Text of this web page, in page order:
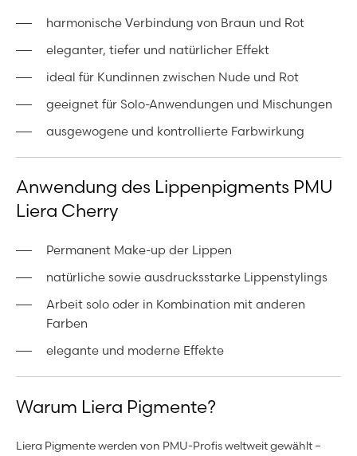
harmonische Verbindung von Braun und Rot
eleganter, tiefer und natürlicher Effekt
ideal für Kundinnen zwischen Nude und Rot
geeignet für Solo-Anwendungen und Mischungen
ausgewogene und kontrollierte Farbwirkung
Anwendung des Lippenpigments PMU
Liera Cherry
Permanent Make-up der Lippen
natürliche sowie ausdrucksstarke Lippenstylings
Arbeit solo oder in Kombination mit anderen
Farben
elegante und moderne Effekte
Warum Liera Pigmente?
Liera Pigmente werden von PMU-Profis weltweit gewählt –